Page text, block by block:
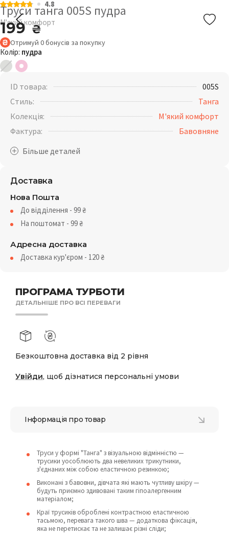
4.8
Труси танга 005S пудра
М'який комфорт
199₴
Отримуй 0бонусів за покупку
Колір: пудра
ПРОГРАМА ТУРБОТИ
ДЕТАЛЬНІШЕ ПРО ВСІ ПЕРЕВАГИ
Безкоштовна доставка від 2 рівня
Увійди, щоб дізнатися персональні умови
ID товара:
005S
Стиль:
Танга
Колекція:
М'який комфорт
Фактура:
Бавовняне
Доставка
Нова Пошта
До відділення - 99₴
На поштомат - 99₴
Адресна доставка
Доставка кур'єром - 120₴
Інформація про товар
Труси у формі "Танга" з візуальною відмінністю —
трусики уособлюють два невеликих трикутники,
з'єднаних між собою еластичною резинкою;
Виконані з бавовни, дівчата які мають чутливу шкіру —
будуть приємно здивовані таким гіпоалергенним
матеріалом;
Краї трусиків оброблені контрастною еластичною
тасьмою, перевага такого шва — додаткова фіксація,
яка не перетискає та не залишає різні сліди;